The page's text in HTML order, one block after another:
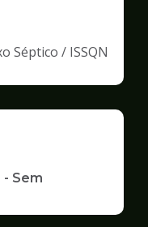
Séptico / ISSQN
- Sem